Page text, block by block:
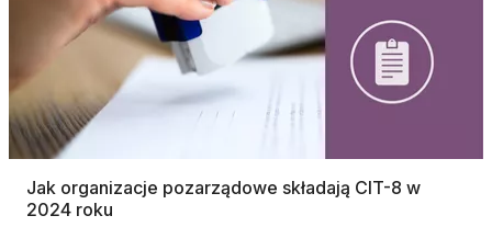
Jak organizacje pozarządowe składają CIT-8 w
2024 roku